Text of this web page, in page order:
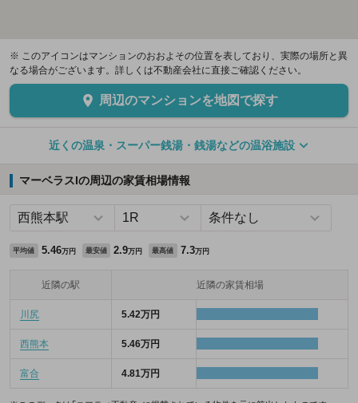
※ このアイコンはマンションのおおよその位置を表しており、実際の場所と異
なる場合がございます。詳しくは不動産会社に直接ご確認ください。
周辺のマンションを地図で探す
近くの温泉・スーパー銭湯・銭湯などの温浴施設
マーベラスIの周辺の家賃相場情報
平均値 5.46万円 最安値 2.9万円 最高値 7.3万円
近隣の駅 近隣の家賃相場
川尻 5.42万円
西熊本 5.46万円
富合 4.81万円